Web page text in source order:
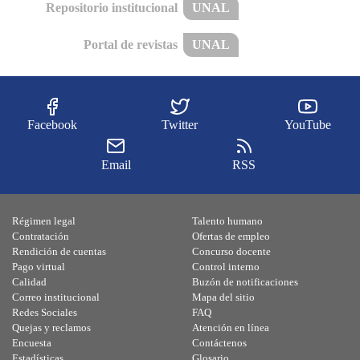
Repositorio institucional UNAL
Portal de revistas UNAL
Facebook Twitter YouTube
Email RSS
Régimen legal
Contratación
Rendición de cuentas
Pago virtual
Calidad
Talento humano
Ofertas de empleo
Concurso docente
Control interno
Buzón de notificaciones
Correo institucional
Redes Sociales
Quejas y reclamos
Encuesta
Mapa del sitio
FAQ
Atención en línea
Contáctenos